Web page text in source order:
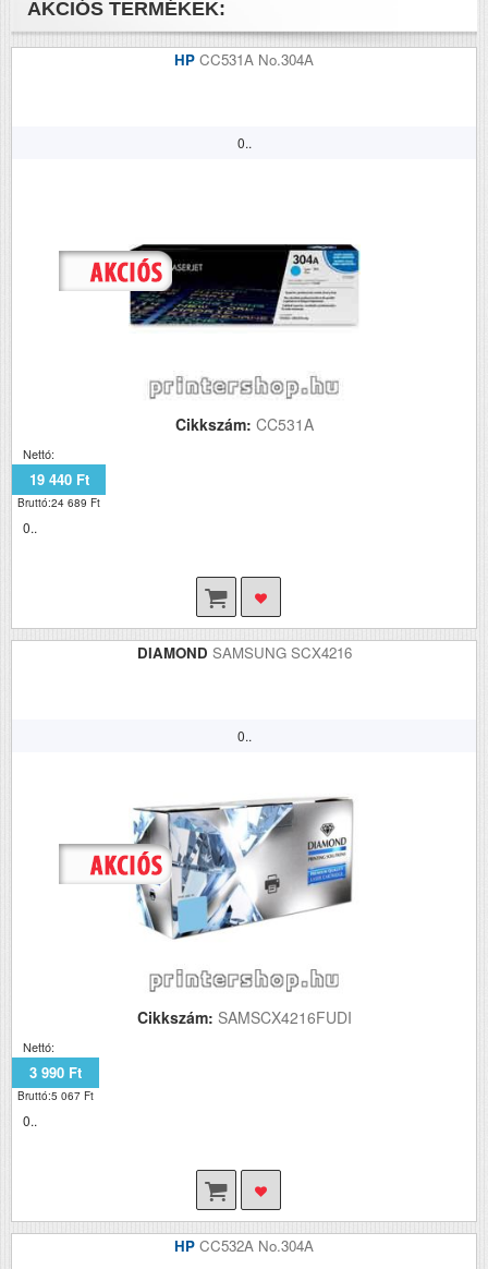
AKCIÓS TERMÉKEK:
HP CC531A No.304A
0..
Cikkszám: CC531A
Nettó:
19 440 Ft
Bruttó:24 689 Ft
0..
DIAMOND SAMSUNG SCX4216
0..
Cikkszám: SAMSCX4216FUDI
Nettó:
3 990 Ft
Bruttó:5 067 Ft
0..
HP CC532A No.304A